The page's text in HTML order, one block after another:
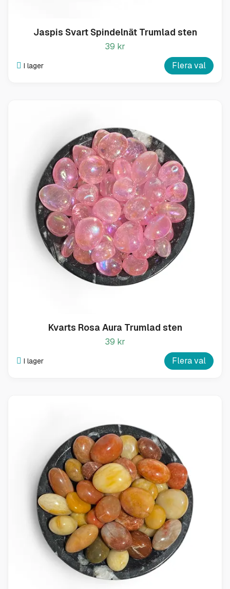
Jaspis Svart Spindelnät Trumlad sten
39 kr
I lager Flera val
Kvarts Rosa Aura Trumlad sten
39 kr
I lager Flera val